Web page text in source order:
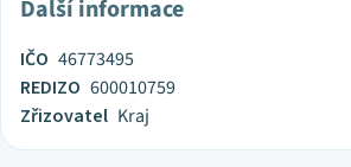
Další informace
IČO 46773495
REDIZO 600010759
Zřizovatel Kraj